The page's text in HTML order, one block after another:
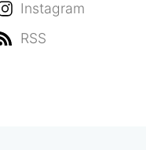
Instagram
RSS